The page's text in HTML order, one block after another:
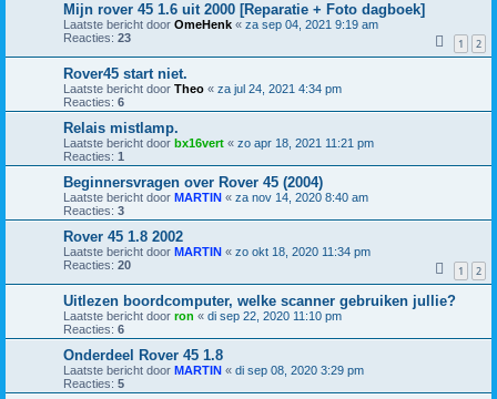
Mijn rover 45 1.6 uit 2000 [Reparatie + Foto dagboek]
Laatste bericht door OmeHenk « za sep 04, 2021 9:19 am
Reacties: 23 1 2
Rover45 start niet.
Laatste bericht door Theo « za jul 24, 2021 4:34 pm
Reacties: 6
Relais mistlamp.
Laatste bericht door bx16vert « zo apr 18, 2021 11:21 pm
Reacties: 1
Beginnersvragen over Rover 45 (2004)
Laatste bericht door MARTIN « za nov 14, 2020 8:40 am
Reacties: 3
Rover 45 1.8 2002
Laatste bericht door MARTIN « zo okt 18, 2020 11:34 pm
Reacties: 20 1 2
Uitlezen boordcomputer, welke scanner gebruiken jullie?
Laatste bericht door ron « di sep 22, 2020 11:10 pm
Reacties: 6
Onderdeel Rover 45 1.8
Laatste bericht door MARTIN « di sep 08, 2020 3:29 pm
Reacties: 5